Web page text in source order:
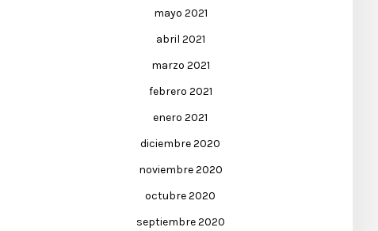
mayo 2021
abril 2021
marzo 2021
febrero 2021
enero 2021
diciembre 2020
noviembre 2020
octubre 2020
septiembre 2020